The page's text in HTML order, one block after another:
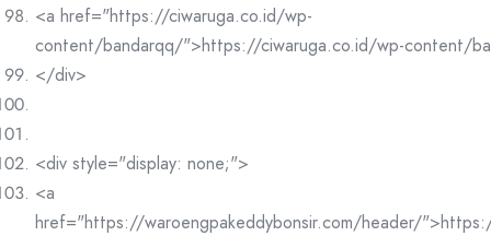
<a href="https://ciwaruga.co.id/wp-
content/bandarqq/">https://ciwaruga.co.id/wp-content/
</div>
<div style="display: none;">
<a
href="https://waroengpakeddybonsir.com/header/